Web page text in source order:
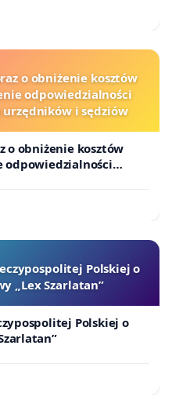
o obniżenie kosztów
odpowiedzialności
i sędziów
o obniżenie kosztów
odpowiedzialności
i sędziów
Polskiej o
„Lex Szarlatan”
Polskiej o